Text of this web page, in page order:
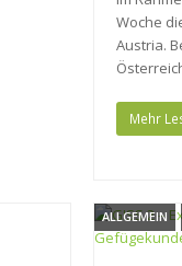
Woche
Austria.
Mehr
ALLGEMEIN